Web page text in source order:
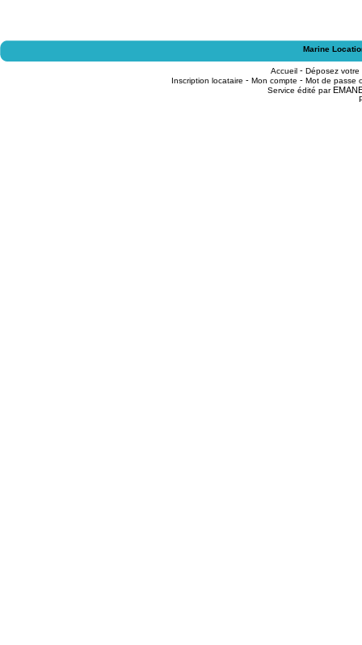
Marine
Accueil - Déposez
Inscription locataire - Mon compte - Mot de passe
Service édité par